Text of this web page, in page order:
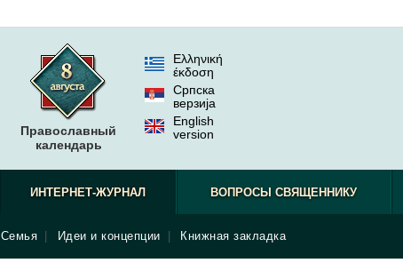
Православный
календарь
Ελληνική
έκδοση
Српска
верзиjа
English
version
ИНТЕРНЕТ-ЖУРНАЛ
Семья Идеи и концепции Книжная закладка
ВОПРОСЫ СВЯЩЕННИКУ